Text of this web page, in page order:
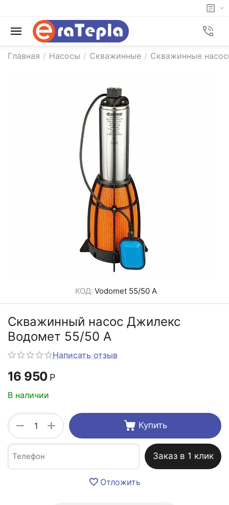
Главная / Насосы / Скважинные / Скважинные
КОД: Vodomet 55/50 А
Скважинный насос Джилекс
Водомет 55/50 А
Написать отзыв
16 950 Р
В наличии
+
− Купить
Заказ в 1 клик
Отложить